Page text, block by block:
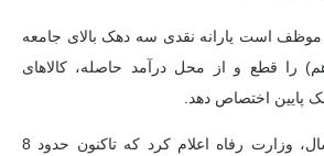
است یارانه نقدی سه دهک بالای جامعه
را قطع و از محل درآمد حاصله، کالاهای
پایین اختصاص دهد.
با ورود به نیمه دوم سال، وزارت رفاه اعلام کرد که تاکنون حدود 8